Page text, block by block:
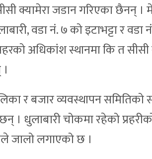
क्यामेरा जडान गरिएका छैनन्
वडा नं. ७ को इटाभट्टा र
अधिकांश स्थानमा कि त
र बजार व्यवस्थापन समितिको
। धुलाबारी चोकमा रहेको
जालो लगाएको छ ।